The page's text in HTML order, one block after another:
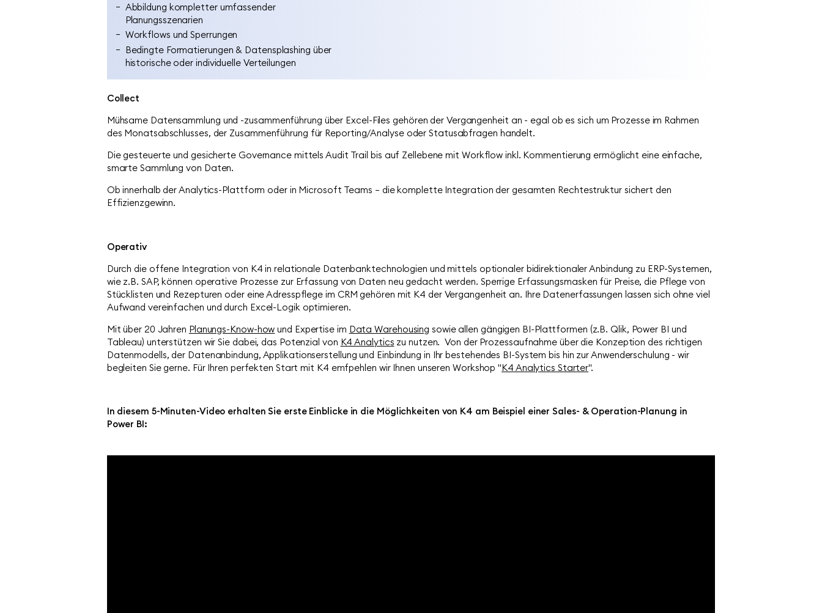
Abbildung kompletter umfassender
Planungsszenarien
Workflows und Sperrungen
Bedingte Formatierungen & Datensplashing über
historische oder individuelle Verteilungen
Collect
Mühsame Datensammlung und -zusammenführung über Excel-Files gehören der Vergangenheit an - egal ob es sich um Prozesse im Rahmen
des Monatsabschlusses, der Zusammenführung für Reporting/Analyse oder Statusabfragen handelt.
Die gesteuerte und gesicherte Governance mittels Audit Trail bis auf Zellebene mit Workflow inkl. Kommentierung ermöglicht eine einfache,
smarte Sammlung von Daten.
Ob innerhalb der Analytics-Plattform oder in Microsoft Teams – die komplette Integration der gesamten Rechtestruktur sichert den
Effizienzgewinn.
Operativ
Durch die offene Integration von K4 in relationale Datenbanktechnologien und mittels optionaler bidirektionaler Anbindung zu ERP-Systemen,
wie z.B. SAP, können operative Prozesse zur Erfassung von Daten neu gedacht werden. Sperrige Erfassungsmasken für Preise, die Pflege von
Stücklisten und Rezepturen oder eine Adresspflege im CRM gehören mit K4 der Vergangenheit an. Ihre Datenerfassungen lassen sich ohne viel
Aufwand vereinfachen und durch Excel-Logik optimieren.
Mit über 20 Jahren Planungs-Know-how und Expertise im Data Warehousing sowie allen gängigen BI-Plattformen (z.B. Qlik, Power BI und
Tableau) unterstützen wir Sie dabei, das Potenzial von K4 Analytics zu nutzen. Von der Prozessaufnahme über die Konzeption des richtigen
Datenmodells, der Datenanbindung, Applikationserstellung und Einbindung in Ihr bestehendes BI-System bis hin zur Anwenderschulung - wir
begleiten Sie gerne. Für Ihren perfekten Start mit K4 emfpehlen wir Ihnen unseren Workshop "K4 Analytics Starter".
In diesem 5-Minuten-Video erhalten Sie erste Einblicke in die Möglichkeiten von K4 am Beispiel einer Sales- & Operation-Planung in
Power BI: